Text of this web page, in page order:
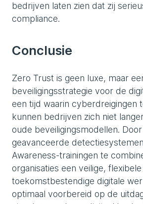
bedrijven laten zien dat zij
compliance.
Conclusie
Zero Trust is geen luxe, maar
beveiligingsstrategie voor de
een tijd waarin cyberdreigingen
kunnen bedrijven zich niet
oude beveiligingsmodellen.
geavanceerde
Awareness-trainingen te
organisaties een veilige,
toekomstbestendige digitale
optimaal voorbereid op de